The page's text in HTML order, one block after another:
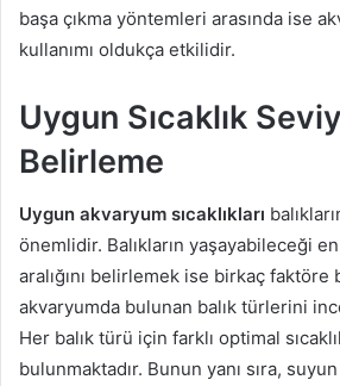
başa çıkma yöntemleri arasında ise
kullanımı oldukça etkilidir.
Uygun Sıcaklık
Belirleme
Uygun akvaryum sıcaklıkları
önemlidir. Balıkların yaşayabileceği
aralığını belirlemek ise birkaç faktöre
akvaryumda bulunan balık türlerini
Her balık türü için farklı optimal
bulunmaktadır. Bunun yanı sıra, suyun